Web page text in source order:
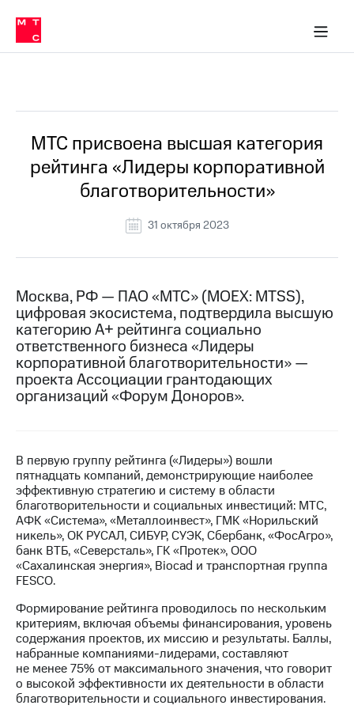
Медиа-центр
и акционерам
Устойчивое развитие
Комплаенс и деловая этика
компании
Карьера
История
компании
Руководство
информация
Контакты
Медиа-центр
Пресс-
релизы
МТС
о технологиях
Интервью
Финансовая
отчетность
Контакты
Новости
и акционерам
Корпоративное
управление
Корпоративный
секретарь
в МТС
Пресс-
релизы
МТС
о технологиях
МТС присвоена высшая категория
рейтинга «Лидеры корпоративной
благотворительности»
31 октября 2023
Москва, РФ — ПАО «МТС» (MOEX: MTSS),
цифровая экосистема, подтвердила высшую
категорию А+ рейтинга социально
ответственного бизнеса «Лидеры
корпоративной благотворительности» —
проекта Ассоциации грантодающих
организаций «Форум Доноров».
В первую группу рейтинга («Лидеры») вошли
пятнадцать компаний, демонстрирующие наиболее
эффективную стратегию и систему в области
благотворительности и социальных инвестиций: МТС,
АФК «Система», «Металлоинвест», ГМК «Норильский
никель», ОК РУСАЛ, СИБУР, СУЭК, Сбербанк, «ФосАгро»,
банк ВТБ, «Северсталь», ГК «Протек», ООО
«Сахалинская энергия», Biocad и транспортная группа
FESCO.
Формирование рейтинга проводилось по нескольким
критериям, включая объемы финансирования, уровень
содержания проектов, их миссию и результаты. Баллы,
набранные компаниями-лидерами, составляют
не менее 75% от максимального значения, что говорит
о высокой эффективности их деятельности в области
благотворительности и социального инвестирования.